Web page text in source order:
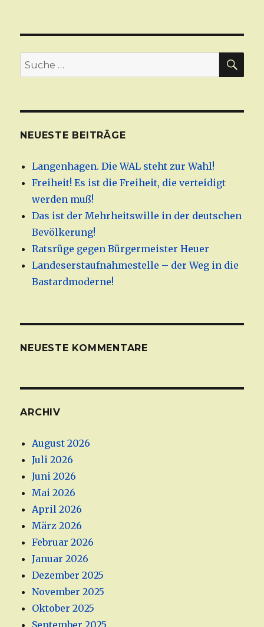
Suche
nach:
NEUESTE BEITRÄGE
Langenhagen. Die WAL steht zur Wahl!
Freiheit! Es ist die Freiheit, die verteidigt
werden muß!
Das ist der Mehrheitswille in der deutschen
Bevölkerung!
Ratsrüge gegen Bürgermeister Heuer
Landeserstaufnahmestelle – der Weg in die
Bastardmoderne!
NEUESTE KOMMENTARE
ARCHIV
August 2026
Juli 2026
Juni 2026
Mai 2026
April 2026
März 2026
Februar 2026
Januar 2026
Dezember 2025
November 2025
Oktober 2025